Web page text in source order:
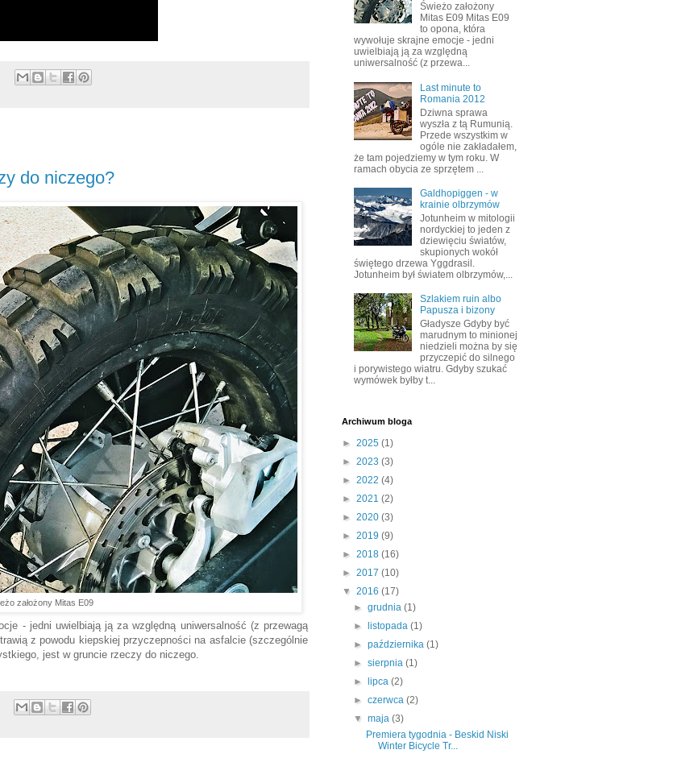
do niczego?
założony Mitas E09
- jedni uwielbiają ją za względną uniwersalność (z przewagą
z powodu kiepskiej przyczepności na asfalcie (szczególnie
jest w gruncie rzeczy do niczego.
Świeżo założony
Mitas E09 Mitas E09
to opona, która
wywołuje skrajne emocje - jedni
uwielbiają ją za względną
uniwersalność (z przewa...
Last minute to
Romania 2012
Dziwna sprawa
wyszła z tą Rumunią.
Przede wszystkim w
ogóle nie zakładałem,
że tam pojedziemy w tym roku. W
ramach obycia ze sprzętem ...
Galdhopiggen - w
krainie olbrzymów
Jotunheim w mitologii
nordyckiej to jeden z
dziewięciu światów,
skupionych wokół
świętego drzewa Yggdrasil.
Jotunheim był światem olbrzymów,...
Szlakiem ruin albo
Papusza i bizony
Gładysze Gdyby być
marudnym to minionej
niedzieli można by się
przyczepić do silnego
i porywistego wiatru. Gdyby szukać
wymówek byłby t...
Archiwum bloga
► 2025 (1)
► 2023 (3)
► 2022 (4)
► 2021 (2)
► 2020 (3)
► 2019 (9)
► 2018 (16)
► 2017 (10)
▼ 2016 (17)
►grudnia(1)
►
listopada(1)
►października(1)
►sierpnia(1)
►
lipca(2)
►czerwca(2)
▼maja(3)
Premiera tygodnia - Beskid Niski
Winter Bicycle Tr...